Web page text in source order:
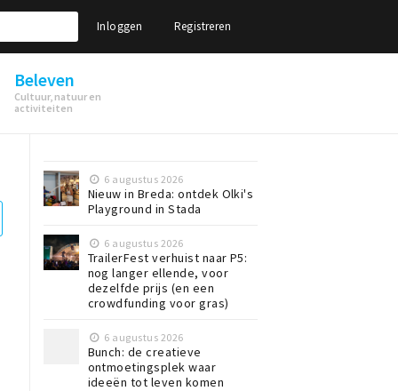
Inloggen Registreren
Beleven
Cultuur, natuur en
activiteiten
6 augustus 2026
Nieuw in Breda: ontdek Olki's
Playground in Stada
6 augustus 2026
TrailerFest verhuist naar P5:
nog langer ellende, voor
dezelfde prijs (en een
crowdfunding voor gras)
6 augustus 2026
Bunch: de creatieve
ontmoetingsplek waar
ideeën tot leven komen